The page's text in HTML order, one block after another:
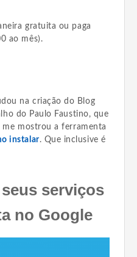
gratuita ou paga
ao mês).
na criação do Blog
do Paulo Faustino, que
mostrou a ferramenta
instalar. Que inclusive é
serviços
no Google